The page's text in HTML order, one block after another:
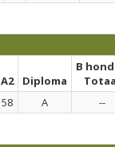
A2 Diploma
B
58 A --